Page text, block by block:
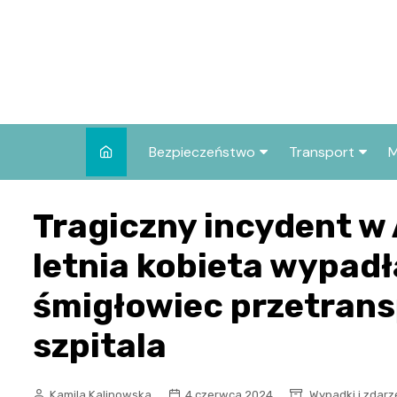
Bezpieczeństwo
Wypadki i zdarzenia
Prewencja i edukacja
policyjna
Transport
Drogi i remonty
Tragiczny incydent
letnia kobieta
śmigłowiec
szpitala